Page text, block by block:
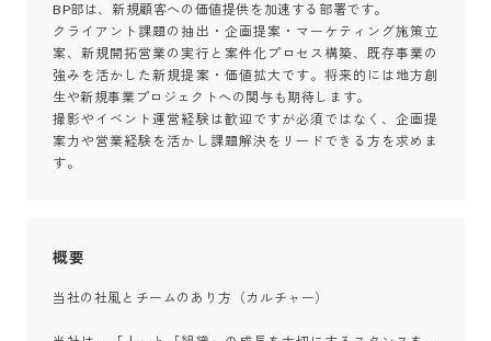
BP部は、新規顧客への価値提供を加速する部署です。
クライアント課題の抽出・企画提案・マーケティング施策立
案、新規開拓営業の実行と案件化プロセス構築、既存事業の
強みを活かした新規提案・価値拡大です。将来的には地方創
生や新規事業プロジェクトへの関与も期待します。
撮影やイベント運営経験は歓迎ですが必須ではなく、企画提
案力や営業経験を活かし課題解決をリードできる方を求めま
す。
概要
当社の社風とチームのあり方（カルチャー）